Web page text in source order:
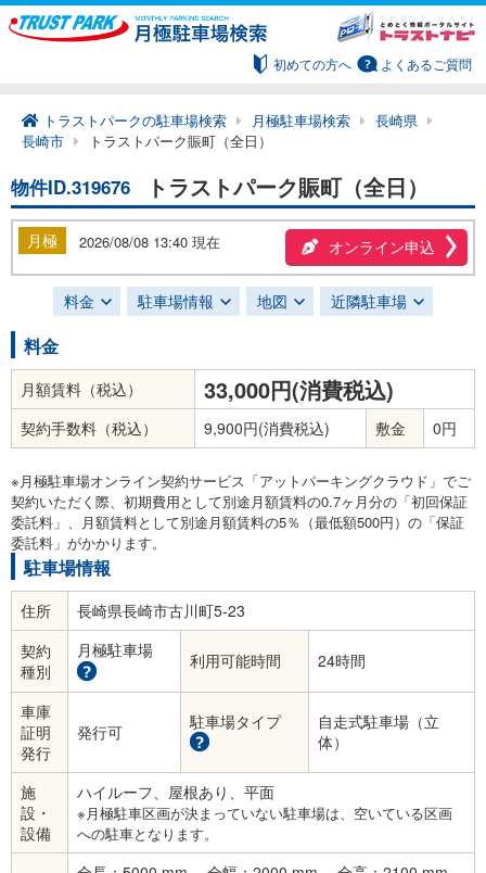
初めての方へ よくあるご質問
トラストパークの駐車場検索 月極駐車場検索
長崎県
長崎市
トラストパーク賑町（全日）
物件ID.319676 トラストパーク賑町（全日）
月極 2026/08/08 13:40 現在 オンライン申込
料金 駐車場情報 地図 近隣駐車場
料金
月額賃料（税込） 33,000円(消費税込)
契約手数料（税込） 9,900円(消費税込) 敷金 0円
※月極駐車場オンライン契約サービス「アットパーキングクラウド」でご
契約いただく際、初期費用として別途月額賃料の0.7ヶ月分の「初回保証
委託料」、月額賃料として別途月額賃料の5％（最低額500円）の「保証
委託料」がかかります。
駐車場情報
住所
長崎県長崎市古川町5-23
契約
種別
月極駐車場 利用可能時間 24時間
車庫
証明
発行
発行可 駐車場タイプ
自走式駐車場（立
体）
施
設・
設備
ハイルーフ、屋根あり、平面
※月極駐車区画が決まっていない駐車場は、空いている区画
への駐車となります。